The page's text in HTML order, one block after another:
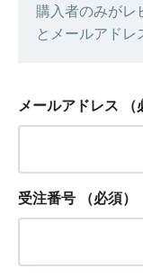
購入者のみがレ
とメールアドレ
メールアドレス （
受注番号 （必須）